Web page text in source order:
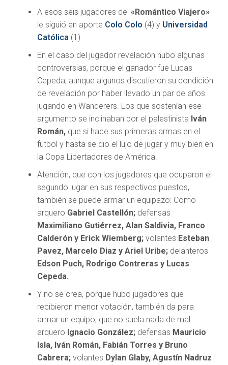
A esos seis jugadores del «Romántico Viajero»
le siguió en aporte Colo Colo (4) y Universidad
Católica(1)
En el caso del jugador revelación hubo algunas
controversias, porque el ganador fue Lucas
Cepeda, aunque algunos discutieron su condición
de revelación por haber llevado un par de años
jugando en Wanderers. Los que sostenían ese
argumento se inclinaban por el palestinista Iván
Román, que si hace sus primeras armas en el
fútbol y hasta se dio el lujo de jugar y muy bien en
la Copa Libertadores de América.
Atención, que con los jugadores que ocuparon el
segundo lugar en sus respectivos puestos,
también se puede armar un equipazo: Como
arquero Gabriel Castellón; defensas
Maximiliano Gutiérrez, Alan Saldivia, Franco
Calderón y Erick Wiemberg; volantes Esteban
Pavez, Marcelo Diaz y Ariel Uribe; delanteros
Edson Puch, Rodrigo Contreras y Lucas
Cepeda.
Y no se crea, porque hubo jugadores que
recibieron menor votación, también da para
armar un equipo, que no suela nada de mal:
arquero Ignacio González; defensas Mauricio
Isla, Iván Román, Fabián Torres y Bruno
Cabrera; volantes Dylan Glaby, Agustín Nadruz